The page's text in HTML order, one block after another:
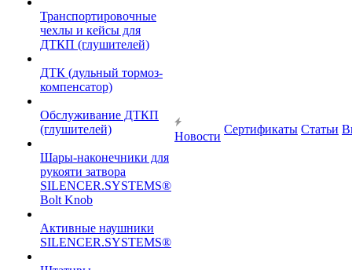
Транспортировочные
чехлы и кейсы для
ДТКП (глушителей)
ДТК (дульный тормоз-
компенсатор)
Обслуживание ДТКП
(глушителей)
Шары-наконечники для
рукояти затвора
SILENCER.SYSTEMS®
Bolt Knob
Активные наушники
SILENCER.SYSTEMS®
Новости
Сертификаты Статьи